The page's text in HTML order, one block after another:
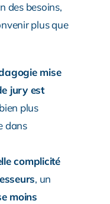
des besoins,
plus que
mise
jury est
plus
dans
complicité
, un
moins